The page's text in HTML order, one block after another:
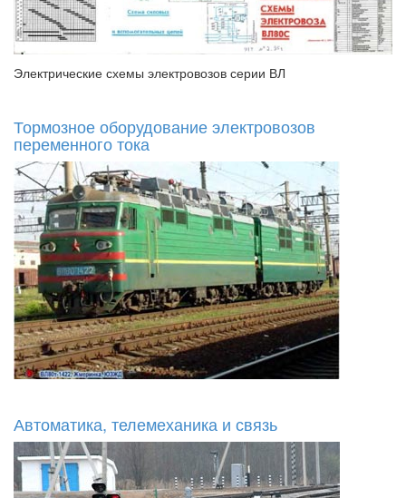
Электрические схемы электровозов серии ВЛ
Тормозное оборудование электровозов
переменного тока
Автоматика, телемеханика и связь